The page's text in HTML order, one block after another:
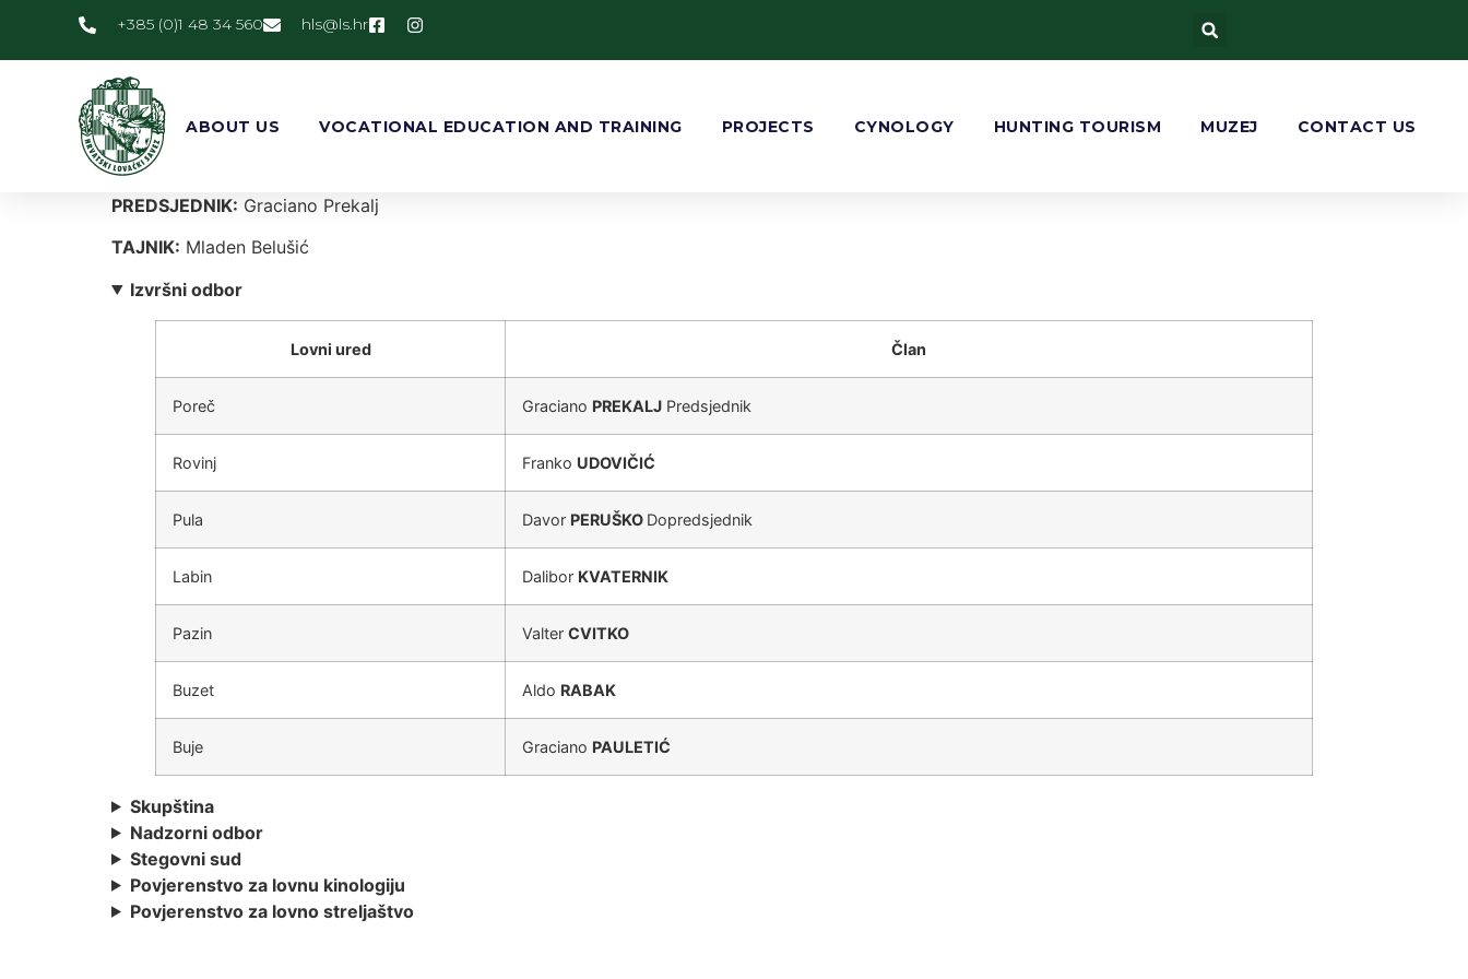
+385 (0)1 48 34 560 rh.sl
@slh
ABOUT US VOCATIONAL EDUCATION AND TRAINING PROJECTS CYNOLOGY HUNTING TOURISM MUZEJ CONTACT US
PREDSJEDNIK: Graciano Prekalj
TAJNIK: Mladen Belušić
Izvršni odbor
Lovni ured Član
Poreč Graciano PREKALJ Predsjednik
Rovinj Franko UDOVIČIĆ
Pula Davor PERUŠKO Dopredsjednik
Labin Dalibor KVATERNIK
Pazin Valter CVITKO
Buzet Aldo RABAK
Buje Graciano PAULETIĆ
Skupština
Nadzorni odbor
Stegovni sud
Povjerenstvo za lovnu kinologiju
Povjerenstvo za lovno streljaštvo